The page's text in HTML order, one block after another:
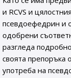
и RCVS и
псевдоефедрин и
одобрени
разгледа
своята препоръка
употреба на